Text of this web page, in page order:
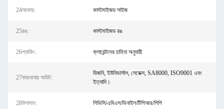
24আকার: কাস্টমাইজড সাইজ
25রঙ: কাস্টমাইজড রঙ
26প্যাকিং: ক্লায়েন্টদের চাহিদা অনুযায়ী
27কারখানার অডিট:
ডিজনি, ইউনিভার্সাল, সেডেক্স, SA8000, ISO9001 এবং
ইত্যাদি।
28উপাদান: পিভিসি/এবিএস/ভিনাইল/টিপিআর/পিপি